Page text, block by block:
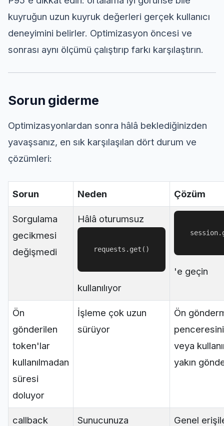
kuyruğun uzun kuyruk değerleri gerçek kullanıcı
deneyimini belirler. Optimizasyon öncesi ve
sonrası aynı ölçümü çalıştırıp farkı karşılaştırın.
Sorun giderme
Optimizasyonlardan sonra hâlâ beklediğinizden
yavaşsanız, en sık karşılaşılan dört durum ve
çözümleri:
Sorun Neden Çözüm
Sorgulama
gecikmesi
değişmedi
Hâlâ oturumsuz
requests.get()
kullanılıyor
'e geçin
Ön
gönderilen
token'lar
kullanılmadan
süresi
doluyor
İşleme çok uzun
sürüyor
Ön
veya
yakın
callback
Sunucunuza
Genel